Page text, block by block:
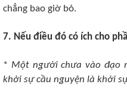
chẳng bao giờ bỏ.
7. Nếu điều đó có ích cho
* Một người chưa vào đạo
khởi sự cầu nguyện là khởi